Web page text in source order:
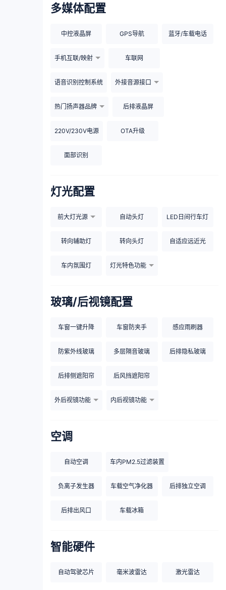
多媒体配置
中控液晶屏 GPS导航 蓝牙/车载电话
手机互联/映射 车联网
语音识别控制系统 外接音源接口
热门扬声器品牌 后排液晶屏
220V/230V电源 OTA升级
面部识别
灯光配置
前大灯光源 自动头灯 LED日间行车灯
转向辅助灯 转向头灯 自适应远近光
车内氛围灯 灯光特色功能
玻璃/后视镜配置
车窗一键升降 车窗防夹手 感应雨刷器
防紫外线玻璃 多层隔音玻璃 后排隐私玻璃
后排侧遮阳帘 后风挡遮阳帘
外后视镜功能 内后视镜功能
空调
自动空调 车内PM2.5过滤装置
负离子发生器 车载空气净化器 后排独立空调
后排出风口 车载冰箱
智能硬件
自动驾驶芯片 毫米波雷达 激光雷达